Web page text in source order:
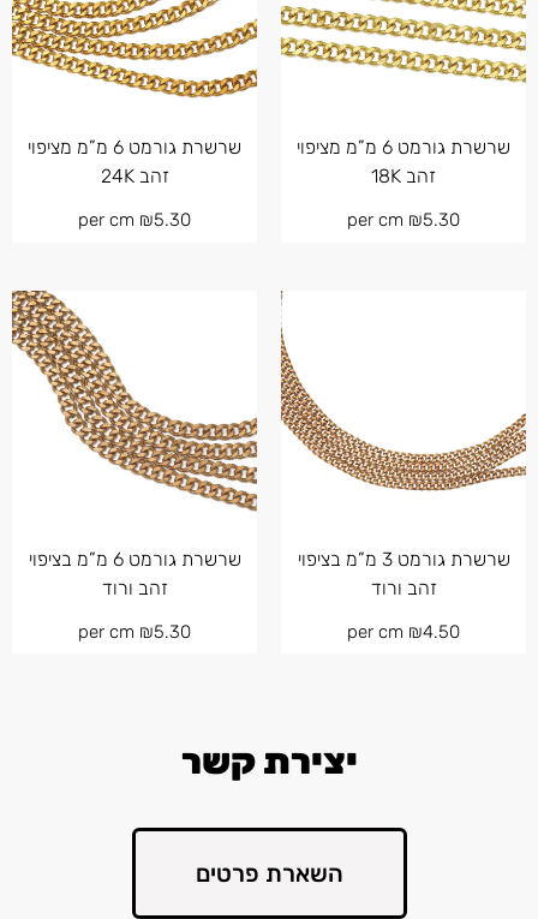
שרשרת גורמט 6 מ”מ מציפוי
זהב 18K
₪5.30
שרשרת גורמט 6 מ”מ מציפוי
זהב 24K
₪5.30
שרשרת גורמט 3 מ”מ בציפוי
זהב ורוד
₪4.50
שרשרת גורמט 6 מ”מ בציפוי
זהב ורוד
₪5.30
יצירת קשר
השארת פרטים